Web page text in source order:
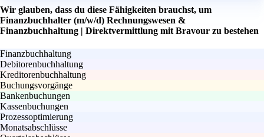
Wir glauben, dass du diese Fähigkeiten brauchst, um
Finanzbuchhalter (m/w/d) Rechnungswesen &
Finanzbuchhaltung | Direktvermittlung mit Bravour zu bestehen
Finanzbuchhaltung
Debitorenbuchhaltung
Kreditorenbuchhaltung
Buchungsvorgänge
Bankenbuchungen
Kassenbuchungen
Prozessoptimierung
Monatsabschlüsse